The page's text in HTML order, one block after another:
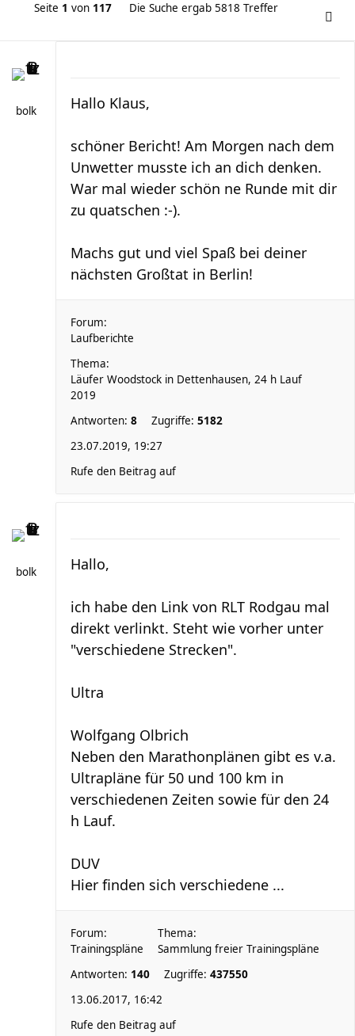
Seite 1 von 117 Die Suche ergab 5818 Treffer
bolk Hallo Klaus,
schöner Bericht! Am Morgen nach dem
Unwetter musste ich an dich denken.
War mal wieder schön ne Runde mit dir
zu quatschen :-).
Machs gut und viel Spaß bei deiner
nächsten Großtat in Berlin!
Forum:
Laufberichte
Thema:
Läufer Woodstock in Dettenhausen, 24 h Lauf
2019
Antworten: 8 Zugriffe: 5182
23.07.2019, 19:27
Rufe den Beitrag auf
bolk Hallo,
ich habe den Link von RLT Rodgau mal
direkt verlinkt. Steht wie vorher unter
"verschiedene Strecken".
Ultra
Wolfgang Olbrich
Neben den Marathonplänen gibt es v.a.
Ultrapläne für 50 und 100 km in
verschiedenen Zeiten sowie für den 24
h Lauf.
DUV
Hier finden sich verschiedene ...
Forum:
Trainingspläne
Thema:
Sammlung freier Trainingspläne
Antworten: 140 Zugriffe: 437550
13.06.2017, 16:42
Rufe den Beitrag auf